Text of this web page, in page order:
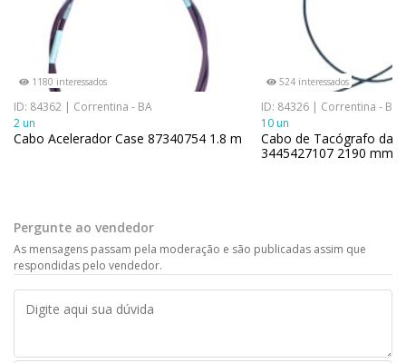
1180 interessados
ID: 84362 | Correntina - BA
2 un
Cabo Acelerador Case 87340754 1.8 m
524 interessados
ID: 84326 | Correntina - BA
10 un
Cabo de Tacógrafo da
3445427107 2190 mm
Pergunte ao vendedor
As mensagens passam pela moderação e são publicadas assim que
respondidas pelo vendedor.